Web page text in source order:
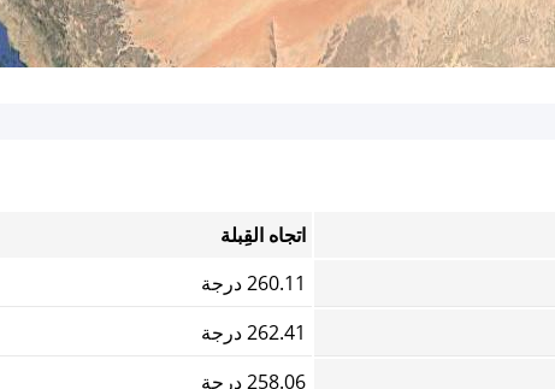
اتجاه القِبلة
260.11 درجة
262.41 درجة
258.06 درجة